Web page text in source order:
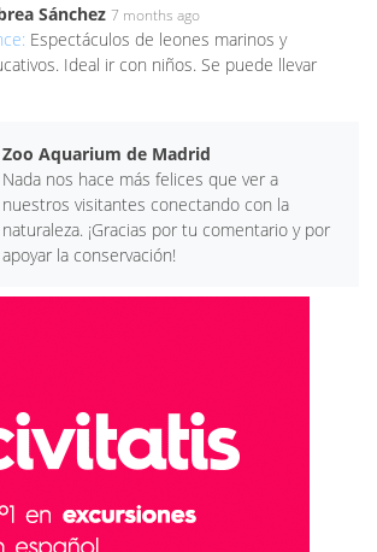
Sánchez 7 months ago
Espectáculos de leones marinos y
Ideal ir con niños. Se puede llevar
Zoo Aquarium de Madrid
Nada nos hace más felices que ver a
nuestros visitantes conectando con la
naturaleza. ¡Gracias por tu comentario y por
apoyar la conservación!